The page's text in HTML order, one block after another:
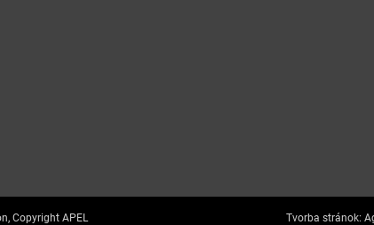
Copyright APEL Tvorba stránok: